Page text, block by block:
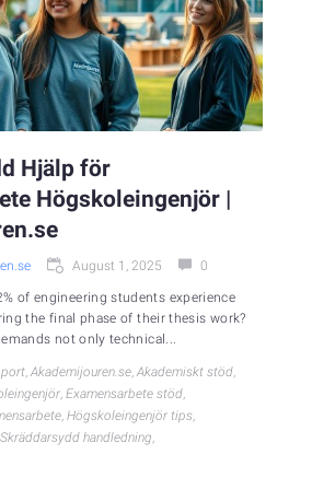
Hjälp för
Högskoleingenjör |
August 1, 2025 0
of engineering students experience
the final phase of their thesis work?
not only technical...
, Akademijouren.se, Akademiskt stöd,
, Examensarbete stöd,
, Högskoleingenjör tips,
Skräddarsydd handledning,